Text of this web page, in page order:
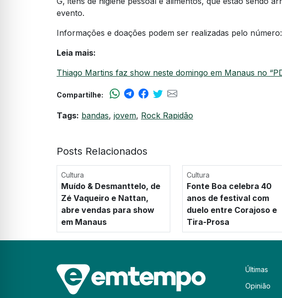
evento.
Informações e doações podem ser realizadas pelo
Leia mais:
Thiago Martins faz show neste domingo em Manaus no
Compartilhe:
Tags: bandas, jovem, Rock Rapidão
Posts Relacionados
Cultura
Muído & Desmanttelo, de
Zé Vaqueiro e Nattan,
abre vendas para show
em Manaus
Cultura
Fonte Boa celebra 40
anos de festival com
duelo entre Corajoso e
Tira-Prosa
Últimas
Opinião